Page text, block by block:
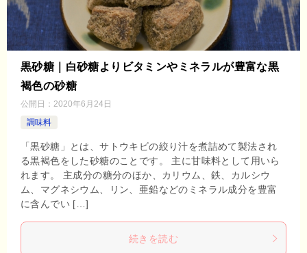
黒砂糖｜白砂糖よりビタミンやミネラルが豊富な黒
褐色の砂糖
公開日： 2020年6月24日
調味料
「黒砂糖」とは、サトウキビの絞り汁を煮詰めて製法され
る黒褐色をした砂糖のことです。 主に甘味料として用いら
れます。 主成分の糖分のほか、カリウム、鉄、カルシウ
ム、マグネシウム、リン、亜鉛などのミネラル成分を豊富
に含んでい […]
続きを読む